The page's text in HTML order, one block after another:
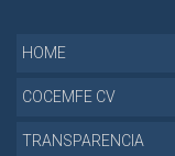
HOME
COCEMFE CV
TRANSPARENCIA